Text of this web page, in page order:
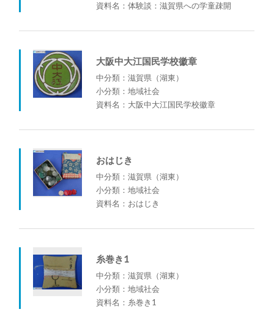
資料名：体験談：滋賀県への学童疎開
大阪中大江国民学校徽章
中分類：滋賀県（湖東）
小分類：地域社会
資料名：大阪中大江国民学校徽章
おはじき
中分類：滋賀県（湖東）
小分類：地域社会
資料名：おはじき
糸巻き1
中分類：滋賀県（湖東）
小分類：地域社会
資料名：糸巻き1